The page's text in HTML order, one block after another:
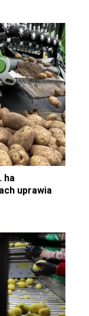
ha
uprawia